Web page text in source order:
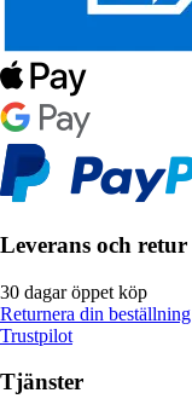
Leverans och retur
30 dagar öppet köp
Returnera din beställning
Trustpilot
Tjänster